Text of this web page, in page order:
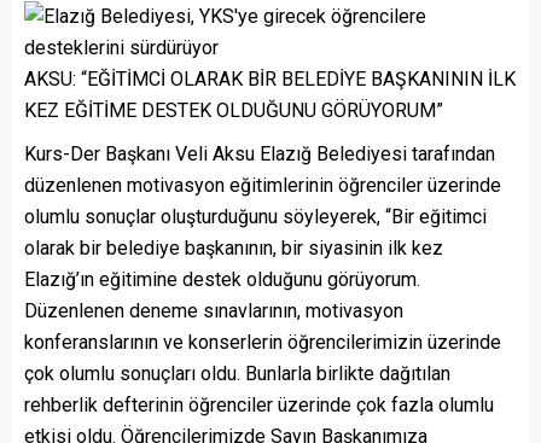
AKSU: “EĞİTİMCİ OLARAK BİR BELEDİYE BAŞKANININ İLK
KEZ EĞİTİME DESTEK OLDUĞUNU GÖRÜYORUM”
Kurs-Der Başkanı Veli Aksu Elazığ Belediyesi tarafından
düzenlenen motivasyon eğitimlerinin öğrenciler üzerinde
olumlu sonuçlar oluşturduğunu söyleyerek, “Bir eğitimci
olarak bir belediye başkanının, bir siyasinin ilk kez
Elazığ’ın eğitimine destek olduğunu görüyorum.
Düzenlenen deneme sınavlarının, motivasyon
konferanslarının ve konserlerin öğrencilerimizin üzerinde
çok olumlu sonuçları oldu. Bunlarla birlikte dağıtılan
rehberlik defterinin öğrenciler üzerinde çok fazla olumlu
etkisi oldu. Öğrencilerimizde Sayın Başkanımıza